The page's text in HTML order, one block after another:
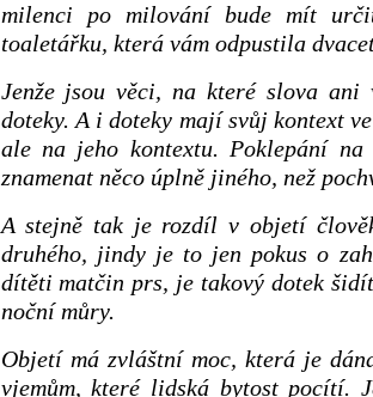
milenci po milování bude mít
toaletářku, která vám odpustila
Jenže jsou věci, na které slova
doteky. A i doteky mají svůj kontext
ale na jeho kontextu. Poklepání
znamenat něco úplně jiného, než
A stejně tak je rozdíl v objetí
druhého, jindy je to jen pokus o
dítěti matčin prs, je takový dotek
noční můry.
Objetí má zvláštní moc, která je
vjemům, které lidská bytost pocítí.